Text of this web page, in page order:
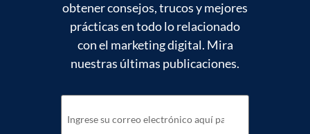
obtener consejos, trucos y mejores
prácticas en todo lo relacionado
con el marketing digital. Mira
nuestras últimas publicaciones.